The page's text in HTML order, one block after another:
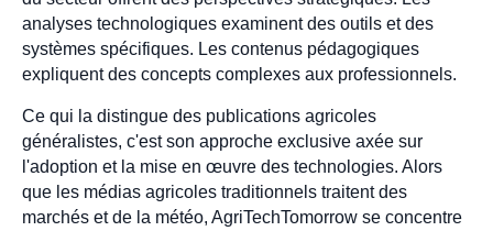
analyses technologiques examinent des outils et des
systèmes spécifiques. Les contenus pédagogiques
expliquent des concepts complexes aux professionnels.
Ce qui la distingue des publications agricoles
généralistes, c'est son approche exclusive axée sur
l'adoption et la mise en œuvre des technologies. Alors
que les médias agricoles traditionnels traitent des
marchés et de la météo, AgriTechTomorrow se concentre